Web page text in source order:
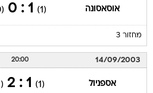
אוסאסונה (1)
1 : 0
(0)
מחזור 3
14/09/2003
20:00
אספניול (1)
1 : 2
(1)